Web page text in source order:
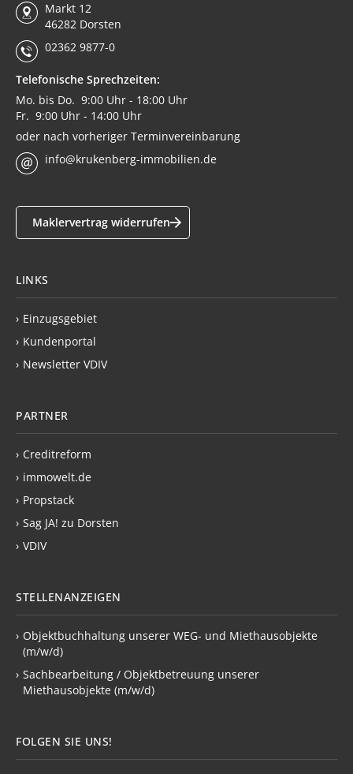
Markt 12
46282 Dorsten
02362 9877-0
Telefonische Sprechzeiten:
Mo. bis Do. 9:00 Uhr - 18:00 Uhr
Fr. 9:00 Uhr - 14:00 Uhr
oder nach vorheriger Terminvereinbarung
info@krukenberg-immobilien.de
Maklervertrag widerrufen
LINKS
› Einzugsgebiet
› Kundenportal
› Newsletter VDIV
PARTNER
› Creditreform
› immowelt.de
› Propstack
› Sag JA! zu Dorsten
› VDIV
STELLENANZEIGEN
› Objektbuchhaltung unserer WEG- und Miethausobjekte
(m/w/d)
› Sachbearbeitung / Objektbetreuung unserer
Miethausobjekte (m/w/d)
FOLGEN SIE UNS!